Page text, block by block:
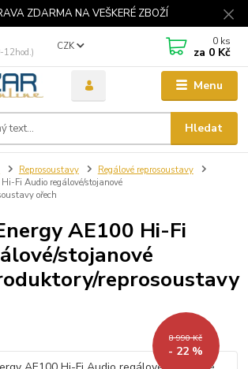
ZDARMA NA VEŠKERÉ ZBOŽÍ
Menu
CZK
Hledat
12hod.)
0 ks
za 0 Kč
Reprosoustavy
Regálové reprosoustavy
Fi Audio regálové/stojanové
ořech
AE100 Hi-Fi
stojanové
reprosoustavy
8 990 Kč
- 22 %